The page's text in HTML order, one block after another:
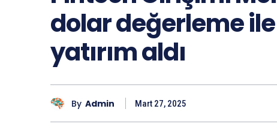
dolar değerleme
yatırım aldı
By Admin Mart 27, 2025